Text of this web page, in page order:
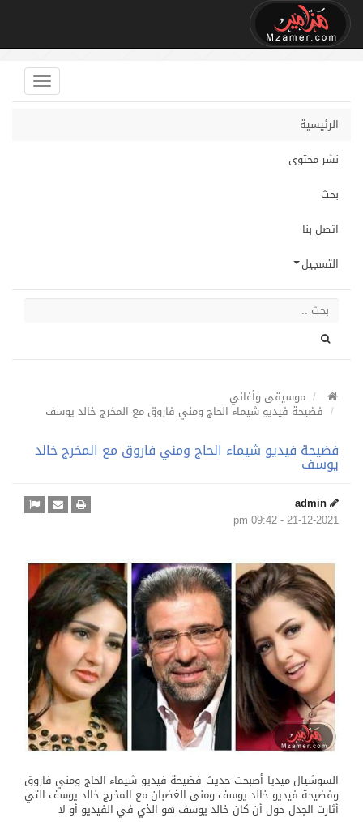
الرئيسية
نشر محتوى
بحث
اتصل بنا
التسجيل
موسيقى وأغاني
فضيحة فيديو شيماء الحاج ومني فاروق مع المخرج خالد يوسف
فضيحة فيديو شيماء الحاج ومني فاروق مع المخرج خالد
يوسف
admin
21-12-2021 - 09:42 pm
السوشيال ميديا أصبحت حديث فضيحة فيديو شيماء الحاج ومني فاروق
وفضيحة فيديو خالد يوسف ومنى الغضبان مع المخرج خالد يوسف التي
أثارت الجدل حول أن كان خالد يوسف هو الذي في الفيديو أو لا